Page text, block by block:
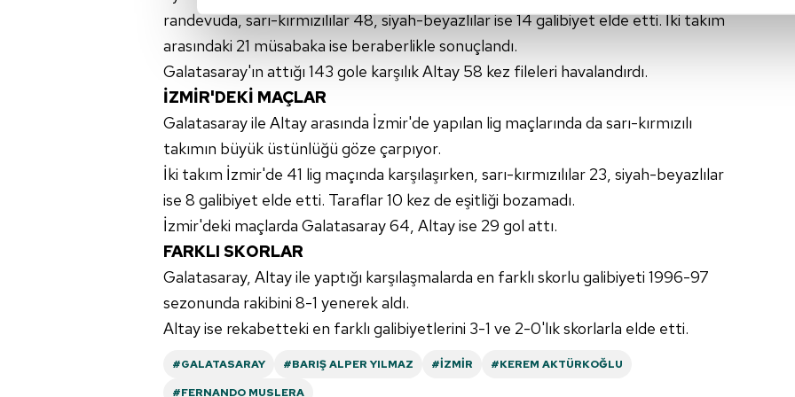
Sizlere daha iyi bir hizmet sunabilmek için İnternet Sitemizde kendimize ve üçüncü kişilere ait
çerezler vasıtasıyla çeşitli kişisel verileriniz işlenmekte olup gerekli olan çerezler bilgi toplumu
amacıyla kullanılmaktadır. Diğer çerezler, sitemizin daha işlevsel kılınması ve
reklam/pazarlama faaliyetlerinin yapılması, amaçlarıyla sınırlı olarak açık rızanız dahilinde
Çerezlere ilişkin tercihlerinizi aşağıda yer alan panel vasıtasıyla belirleyebilirsiniz. Çerezlere
butonuna tıklayabilir,
Çerez Bilgilendirme Metnimizi ziyaret edebilirsiniz.
6698 sayılı Kişisel Verilerin Korunması Kanunu uyarınca hazırlanmış Aydınlatma Metnimizi
mevzuata uygun olarak kullanılan çerezlerle ilgili bilgi almak için lütfen
randevuda, sarı-kırmızılılar 48, siyah-beyazlılar ise 14 galibiyet elde etti. İki takım
arasındaki 21 müsabaka ise beraberlikle sonuçlandı.
Galatasaray'ın attığı 143 gole karşılık Altay 58 kez fileleri havalandırdı.
İZMİR'DEKİ MAÇLAR
Galatasaray ile Altay arasında İzmir'de yapılan lig maçlarında da sarı-kırmızılı
takımın büyük üstünlüğü göze çarpıyor.
İki takım İzmir'de 41 lig maçında karşılaşırken, sarı-kırmızılılar 23, siyah-beyazlılar
ise 8 galibiyet elde etti. Taraflar 10 kez de eşitliği bozamadı.
İzmir'deki maçlarda Galatasaray 64, Altay ise 29 gol attı.
FARKLI SKORLAR
Galatasaray, Altay ile yaptığı karşılaşmalarda en farklı skorlu galibiyeti 1996-97
sezonunda rakibini 8-1 yenerek aldı.
Altay ise rekabetteki en farklı galibiyetlerini 3-1 ve 2-0'lık skorlarla elde etti.
#GALATASARAY #BARIŞ ALPER YILMAZ #İZMIR
#KEREM AKTÜRKOĞLU
#FERNANDO MUSLERA